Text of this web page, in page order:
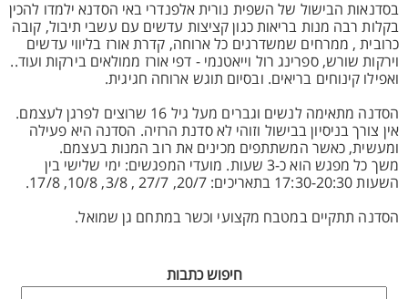
בסדנאות הבישול של השפית נורית אלפנדרי באי הסדנא ילמדו להכין
בקלות רבה מנות בריאות כגון קציצות עדשים עם עשבי תיבול, קובה
כרובית , ממרחים שמשדרגים כל ארוחה, קדרת אורז בליווי עדשים
וירקות שורש, ספרינג רול וייאטנמי - דפי אורז ממולאים בירקות ועוד..
ואפילו קינוחים בריאים. ובסיום תוגש ארוחה חגיגית.
הסדנה מתאימה לנשים וגברים מעל גיל 16 שרוצים לפרגן לעצמם.
אין צורך בניסיון בבישול וזוהי לא סדנת הרזיה. הסדנה היא פעילה
ומעשית, כאשר המשתתפים מכינים את רוב המנות בעצמם.
משך כל מפגש הוא כ-3 שעות. מועדי המפגשים: ימי שלישי בין
השעות 17:30-20:30 בתאריכים: 20/7, 27/7 , 3/8, 10/8, 17/8.
הסדנה תתקיים במטבח מקצועי וכשר במתחם גן שמואל.
חיפוש כתבות